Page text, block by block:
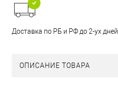
Доставка по РБ и РФ до 2-ух дней
ОПИСАНИЕ ТОВАРА